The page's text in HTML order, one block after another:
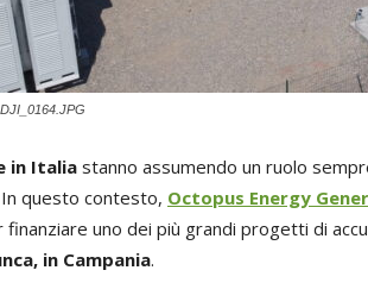
in Italiastanno assumendo un ruolo
questo contesto, Octopus Energy
finanziare uno dei più grandi progetti di
in Campania.